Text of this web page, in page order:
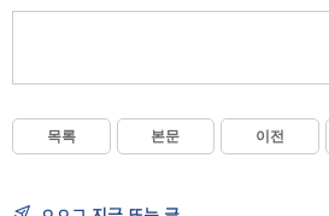
목록 본문 이전